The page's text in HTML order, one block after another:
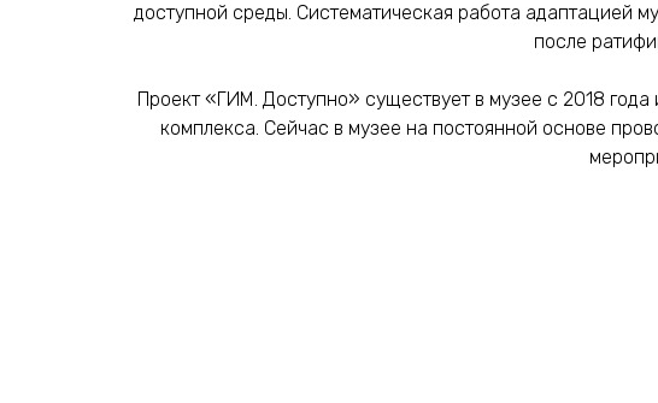
доступной среды. Систематическая работа адаптацией
после
Проект «ГИМ. Доступно» существует в музее с 2018
комплекса. Сейчас в музее на постоянной основе